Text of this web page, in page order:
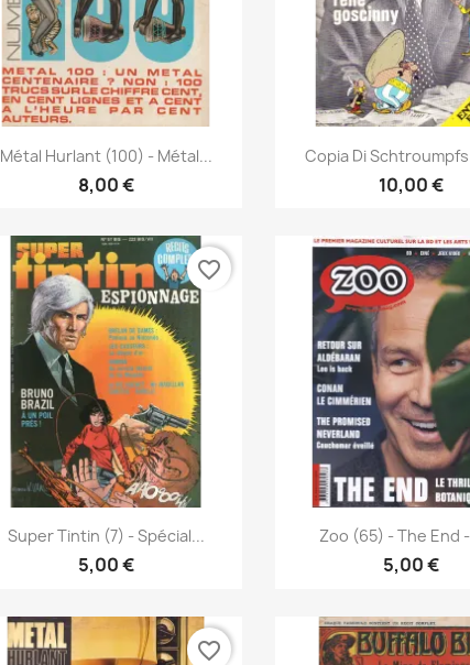
Anteprima
Métal Hurlant (100) - Métal...
8,00 €
Anteprima
Copia Di
10,00 €
Anteprima
Super Tintin (7) - Spécial...
5,00 €
favorite_border
Anteprima
Zoo (65) - The End
5,00 €
favorite_border